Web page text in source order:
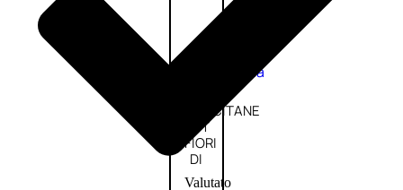
Donna
L’OCCITANE
EDT
FIORI
DI
Valutato